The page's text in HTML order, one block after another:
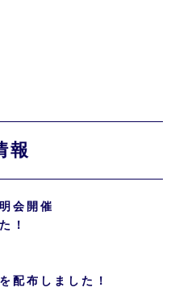
報
会開催
！
配布しました！